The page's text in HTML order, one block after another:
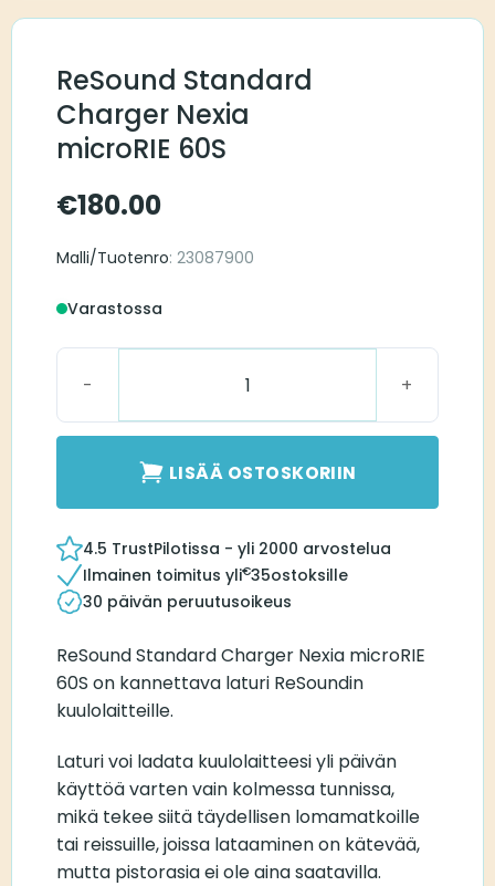
ReSound Standard
Charger Nexia
microRIE 60S
€180.00
Malli/Tuotenro: 23087900
Varastossa
LISÄÄ OSTOSKORIIN
4.5 TrustPilotissa - yli 2000 arvostelua
Ilmainen toimitus yli€35ostoksille
30 päivän peruutusoikeus
ReSound Standard Charger Nexia microRIE
60S on kannettava laturi ReSoundin
kuulolaitteille.
Laturi voi ladata kuulolaitteesi yli päivän
käyttöä varten vain kolmessa tunnissa,
mikä tekee siitä täydellisen lomamatkoille
tai reissuille, joissa lataaminen on kätevää,
mutta pistorasia ei ole aina saatavilla.